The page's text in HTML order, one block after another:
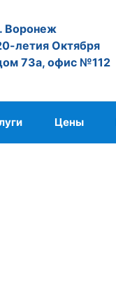
Воронеж
летия Октября
73а, офис №112
Цены